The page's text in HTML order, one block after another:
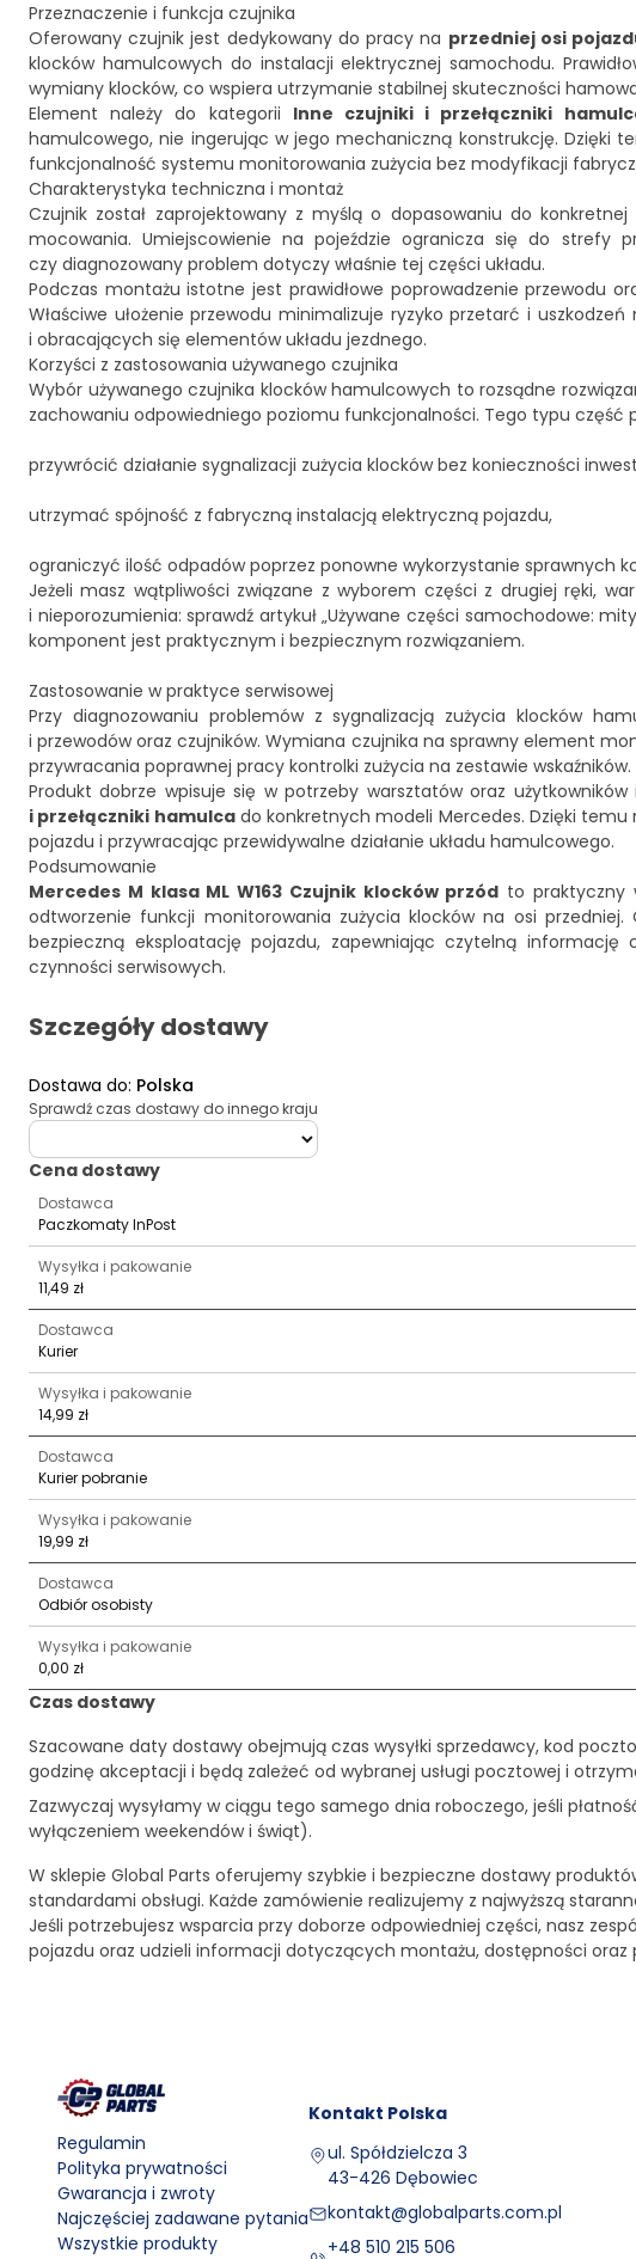
Przeznaczenie i funkcja czujnika
Oferowany czujnik jest dedykowany do pracy na przedniej osi
klocków hamulcowych do instalacji elektrycznej samochodu.
wymiany klocków, co wspiera utrzymanie stabilnej skuteczności
Element należy do kategorii Inne czujniki i przełączniki
hamulcowego, nie ingerując w jego mechaniczną konstrukcję. Dzięki
funkcjonalność systemu monitorowania zużycia bez modyfikacji
Charakterystyka techniczna i montaż
Czujnik został zaprojektowany z myślą o dopasowaniu do
mocowania. Umiejscowienie na pojeździe ogranicza się do strefy
czy diagnozowany problem dotyczy właśnie tej części układu.
Podczas montażu istotne jest prawidłowe poprowadzenie przewodu
Właściwe ułożenie przewodu minimalizuje ryzyko przetarć i
i obracających się elementów układu jezdnego.
Korzyści z zastosowania używanego czujnika
Wybór używanego czujnika klocków hamulcowych to rozsądne
zachowaniu odpowiedniego poziomu funkcjonalności. Tego typu część
przywrócić działanie sygnalizacji zużycia klocków bez konieczności
utrzymać spójność z fabryczną instalacją elektryczną pojazdu,
ograniczyć ilość odpadów poprzez ponowne wykorzystanie sprawnych
Jeżeli masz wątpliwości związane z wyborem części z drugiej ręki,
i nieporozumienia:sprawdź artykuł „Używane części samochodowe:
komponent jest praktycznym i bezpiecznym rozwiązaniem.
Zastosowanie w praktyce serwisowej
Przy diagnozowaniu problemów z sygnalizacją zużycia klocków
i przewodów oraz czujników. Wymiana czujnika na sprawny element
przywracania poprawnej pracy kontrolki zużycia na zestawie wskaźników.
Produkt dobrze wpisuje się w potrzeby warsztatów oraz
i przełączniki hamulcado konkretnych modeli Mercedes. Dzięki
pojazdu i przywracając przewidywalne działanie układu hamulcowego.
Podsumowanie
Mercedes M klasa ML W163 Czujnik klocków przód to praktyczny
odtworzenie funkcji monitorowania zużycia klocków na osi
bezpieczną eksploatację pojazdu, zapewniając czytelną
czynności serwisowych.
Szczegóły dostawy
Dostawa do: Polska
Sprawdź czas dostawy do innego kraju
deliveryCountry
Cena dostawy
Dostawca
Paczkomaty InPost
Wysyłka i pakowanie
11,49 zł
Dostawca
Kurier
Wysyłka i pakowanie
14,99 zł
Dostawca
Kurier pobranie
Wysyłka i pakowanie
19,99 zł
Dostawca
Odbiór osobisty
Wysyłka i pakowanie
0,00 zł
Czas dostawy
Szacowane daty dostawy obejmują czas wysyłki sprzedawcy, kod
godzinę akceptacji i będą zależeć od wybranej usługi pocztowej i
Zazwyczaj wysyłamy w ciągu tego samego dnia roboczego, jeśli
wyłączeniem weekendów i świąt).
W sklepie Global Parts oferujemy szybkie i bezpieczne dostawy
standardami obsługi. Każde zamówienie realizujemy z najwyższą
Jeśli potrzebujesz wsparcia przy doborze odpowiedniej części, nasz
pojazdu oraz udzieli informacji dotyczących montażu, dostępności
Regulamin
Polityka prywatności
Gwarancja i zwroty
Najczęściej zadawane pytania
Wszystkie produkty
Kontakt Polska
ul. Spółdzielcza 3
43-426 Dębowiec
kontakt@globalparts.com.pl
+48 510 215 506